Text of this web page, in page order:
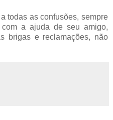
todas as confusões, sempre
a ajuda de seu amigo,
brigas e reclamações, não